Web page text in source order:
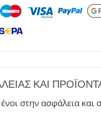
ΚΑΙ
στην ασφάλεια και